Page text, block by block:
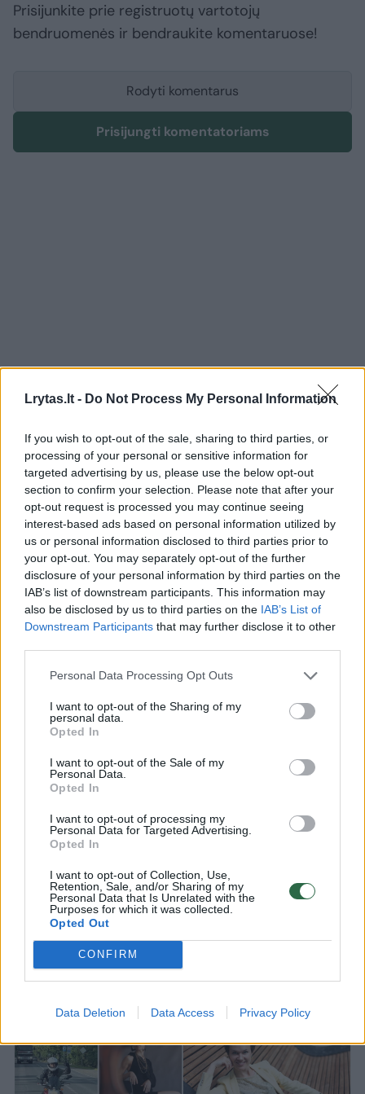
Lrytas.lt - Do Not Process My Personal Information
If you wish to opt-out of the sale, sharing to third parties, or
processing of your personal or sensitive information for
targeted advertising by us, please use the below opt-out
section to confirm your selection. Please note that after your
opt-out request is processed you may continue seeing
interest-based ads based on personal information utilized by
us or personal information disclosed to third parties prior to
your opt-out. You may separately opt-out of the further
disclosure of your personal information by third parties on the
IAB’s list of downstream participants. This information may
also be disclosed by us to third parties on the IAB’s List of
Downstream Participants that may further disclose it to other
Personal Data Processing Opt Outs
I want to opt-out of the Sharing of my
personal data.
Opted In
I want to opt-out of the Sale of my
Personal Data.
Opted In
I want to opt-out of processing my
Personal Data for Targeted Advertising.
Opted In
I want to opt-out of Collection, Use,
Retention, Sale, and/or Sharing of my
Personal Data that Is Unrelated with the
Purposes for which it was collected.
Opted Out
CONFIRM
Data Deletion Data Access Privacy Policy
Prisijunkite prie registruotų vartotojų
bendruomenės ir bendraukite komentaruose!
Rodyti komentarus
Prisijungti komentatoriams
Šiurpi avarija garsaus poeto
dukters gyvenimą padalino į dvi
dalis: „Suvokiau, kad tampu
niekuo“(1)
2026 m. rugpjūčio 8 d. 14:03
Lrytas.lt
Atrodė, kad violončelininkės Elenos
užkariaujant klasikinės muzikos pasaulį.
Daugelio tarptautinių konkursų laureatė ir
„Grand Prix“ laimėtoja, seserų ansamblio
„Regnum Musicale“, Čiurlionio kvarteto
Kanadoje, Honkonge. Kaip solistė ji
pasirodė su Lietuvos ir užsienio orkestrais,
dirbo su žymiais dirigentais, o už
nuopelnus muzikai ne kartą įvertinta
Lietuvos prezidentų padėkomis ir